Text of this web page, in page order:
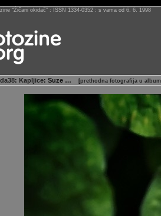
“Žičani okidač” : ISSN 1334-0352 : s vama od 6. 6. 1998
: Kapljice: Suze … [prethodna fotografija u